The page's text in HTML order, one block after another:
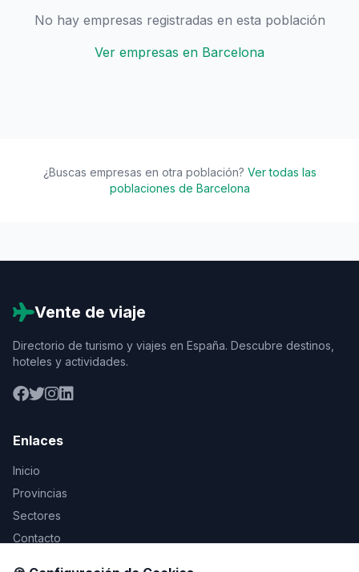
No hay empresas registradas en esta población
Ver empresas en Barcelona
¿Buscas empresas en otra población? Ver todas las
poblaciones de Barcelona
Vente de viaje
Directorio de turismo y viajes en España. Descubre destinos,
hoteles y actividades.
Enlaces
Inicio
Provincias
Sectores
Contacto